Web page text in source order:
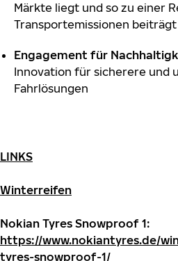
Märkte liegt und so zu einer
Transportemissionen beiträgt
Engagement für
Innovation für sicherere und
Fahrlösungen
LINKS
Winterreifen
Nokian Tyres Snowproof 1:
https://www.nokiantyres.de/
tyres-snowproof-1/